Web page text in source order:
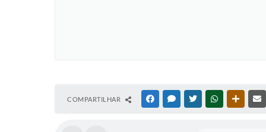
COMPARTILHAR FACEBOOKMESSENGER
TWITTERWHATSAPP